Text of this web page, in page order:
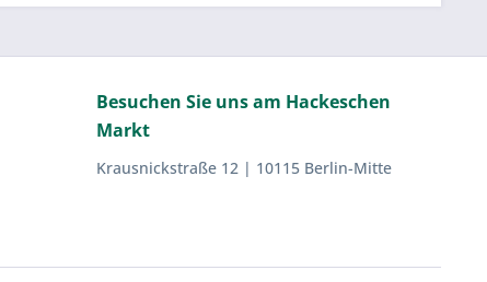
Besuchen Sie uns am Hackeschen
Markt
Krausnickstraße 12 | 10115 Berlin-Mitte